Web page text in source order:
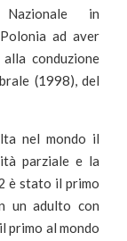
in
ad aver
conduzione
(1998), del
nel mondo il
parziale e la
è stato il primo
un adulto con
primo al mondo